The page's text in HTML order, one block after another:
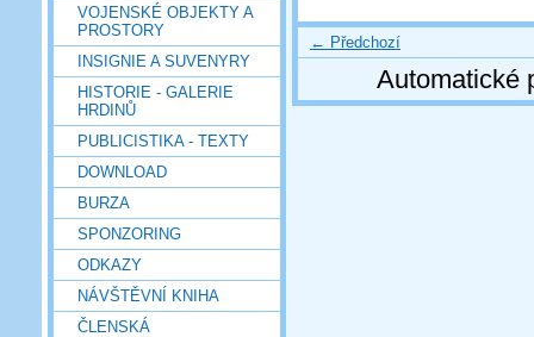
VOJENSKÉ OBJEKTY A
PROSTORY
INSIGNIE A SUVENYRY
HISTORIE - GALERIE
HRDINŮ
PUBLICISTIKA - TEXTY
DOWNLOAD
BURZA
SPONZORING
ODKAZY
NÁVŠTĚVNÍ KNIHA
ČLENSKÁ
← Předchozí
Automatické